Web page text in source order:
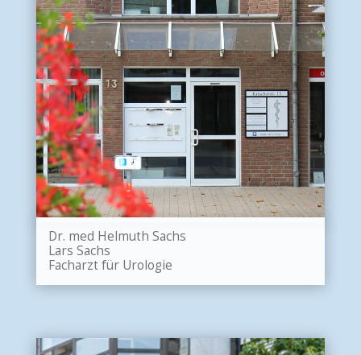
Dr. med Helmuth Sachs
Lars Sachs
Facharzt für Urologie